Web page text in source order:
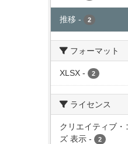
推移 - 2
フォーマット
XLSX - 2
ライセンス
クリエイティブ・
ズ 表示 - 2